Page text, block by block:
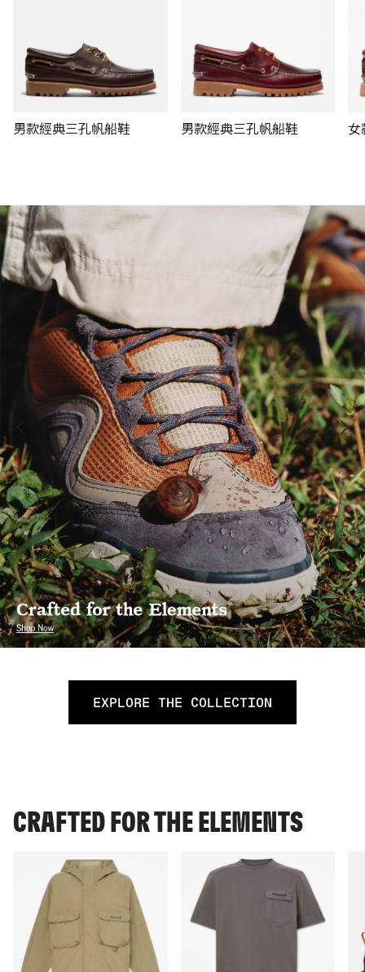
男款經典三孔帆船鞋 男款經典三孔帆船鞋 女
EXPLORE THE COLLECTION
CRAFTED FOR THE ELEMENTS